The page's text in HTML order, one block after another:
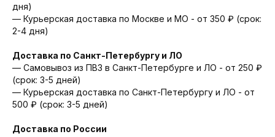
дня)
— Курьерская доставка по Москве и МО - от 350 ₽ (срок:
2-4 дня)
Доставка по Санкт-Петербургу и ЛО
— Cамовывоз из ПВЗ в Санкт-Петербурге и ЛО - от 250 ₽
(срок: 3-5 дней)
— Курьерская доставка по Санкт-Петербургу и ЛО - от
500 ₽ (срок: 3-5 дней)
Доставка по России